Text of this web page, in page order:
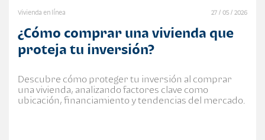
Vivienda en línea 27 / 05 / 2026
¿Cómo comprar una vivienda que
proteja tu inversión?
Descubre cómo proteger tu inversión al comprar
una vivienda, analizando factores clave como
ubicación, financiamiento y tendencias del mercado.